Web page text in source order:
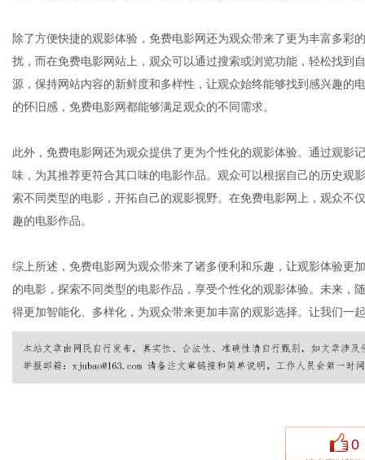
除了方便快捷的观影体验，免费电影网还为观众带来了更为丰富多彩
扰，而在免费电影网站上，观众可以通过搜索或浏览功能，轻松找到
源，保持网站内容的新鲜度和多样性，让观众始终能够找到感兴趣的
的怀旧感，免费电影网都能够满足观众的不同需求。
此外，免费电影网还为观众提供了更为个性化的观影体验。通过观影
味，为其推荐更符合其口味的电影作品。观众可以根据自己的历史观
索不同类型的电影，开拓自己的观影视野。在免费电影网上，观众不
趣的电影作品。
综上所述，免费电影网为观众带来了诸多便利和乐趣，让观影体验更
的电影，探索不同类型的电影作品，享受个性化的观影体验。未来，
得更加智能化、多样化，为观众带来更加丰富的观影选择。让我们一
0